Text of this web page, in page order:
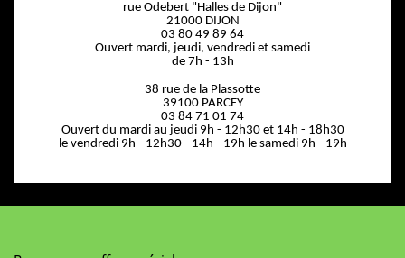
rue Odebert "Halles de Dijon"
21000 DIJON
03 80 49 89 64
Ouvert mardi, jeudi, vendredi et samedi
de 7h - 13h
38 rue de la Plassotte
39100 PARCEY
03 84 71 01 74
Ouvert du mardi au jeudi 9h - 12h30 et 14h - 18h30
le vendredi 9h - 12h30 - 14h - 19h le samedi 9h - 19h